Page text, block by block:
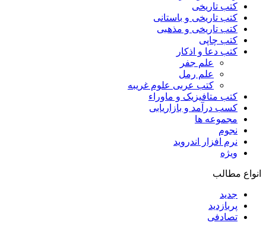
کتب تاریخی
کتب تاریخی و باستانی
کتب تاریخی و مذهبی
کتب چاپی
کتب دعا و اذکار
علم جفر
علم رمل
کتب عربی علوم غریبه
کتب متافیزیک و ماوراء
کسب درآمد و بازاریابی
مجموعه ها
نجوم
نرم افزار اندروید
ویژه
انواع مطالب
جدید
پربازدید
تصادفی